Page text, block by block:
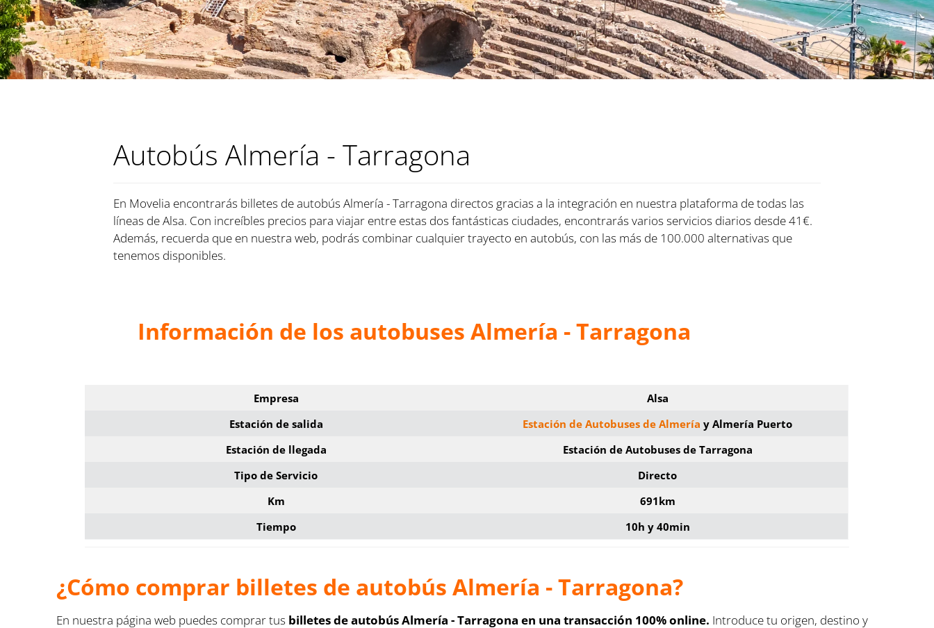
Autobús Almería - Tarragona
En Movelia encontrarás billetes de autobús Almería - Tarragona directos gracias a la integración en nuestra plataforma de todas las
líneas de Alsa. Con increíbles precios para viajar entre estas dos fantásticas ciudades, encontrarás varios servicios diarios desde 41€.
Además, recuerda que en nuestra web, podrás combinar cualquier trayecto en autobús, con las más de 100.000 alternativas que
tenemos disponibles.
Información de los autobuses Almería - Tarragona
Empresa
Alsa
Estación de salida
Estación de Autobuses de Almería y Almería Puerto
Estación de llegada
Estación de Autobuses de Tarragona
Tipo de Servicio
Directo
Km
691km
Tiempo
10h y 40min
¿Cómo comprar billetes de autobús Almería - Tarragona?
En nuestra página web puedes comprar tus billetes de autobús Almería - Tarragona en una transacción 100% online. Introduce tu origen, destino y